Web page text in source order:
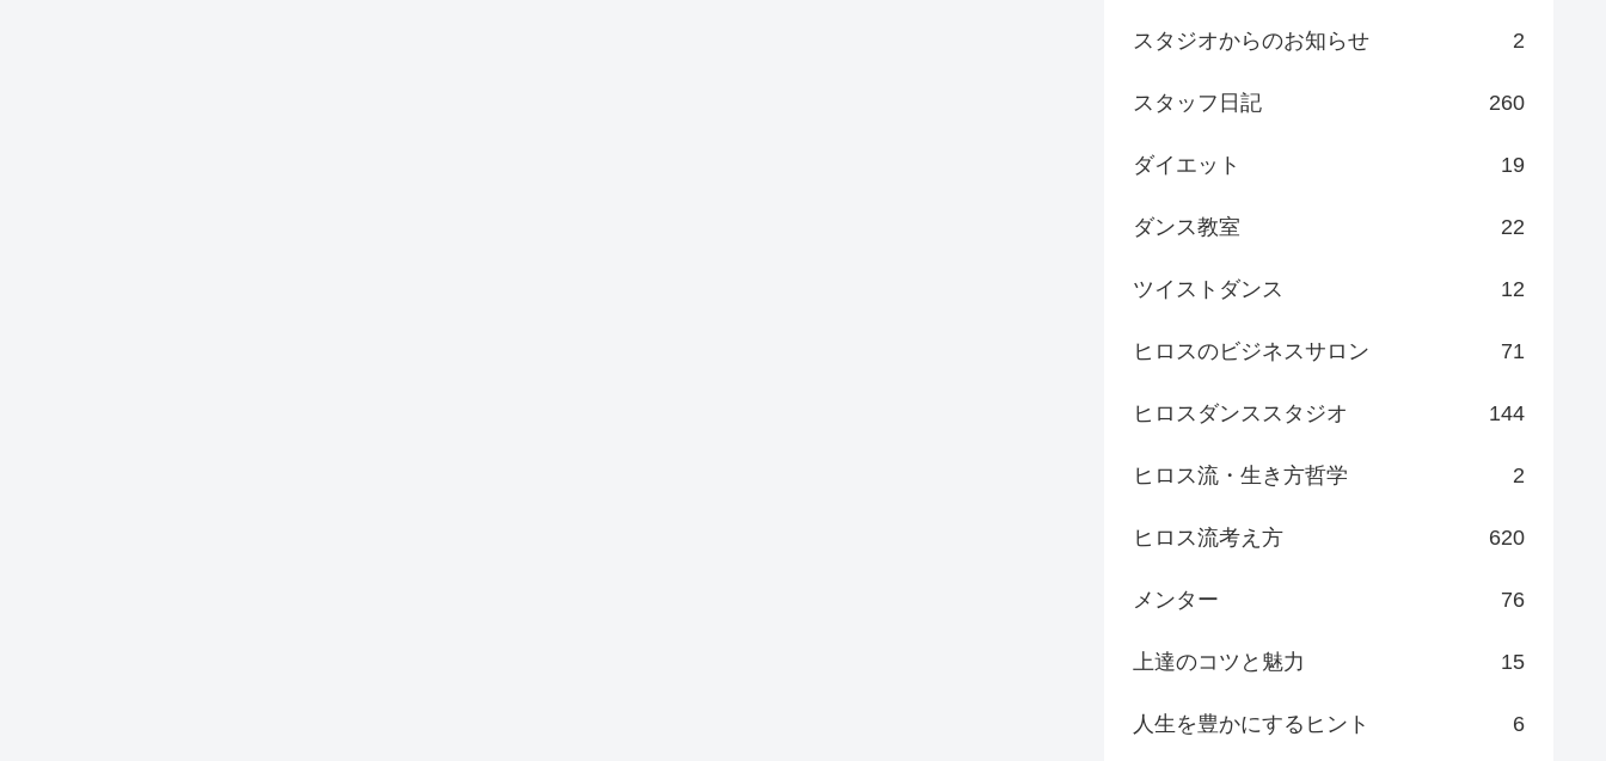
スタジオからのお知らせ 2
スタッフ日記 260
ダイエット 19
ダンス教室 22
ツイストダンス 12
ヒロスのビジネスサロン 71
ヒロスダンススタジオ 144
ヒロス流・生き方哲学 2
ヒロス流考え方 620
メンター 76
上達のコツと魅力 15
人生を豊かにするヒント 6